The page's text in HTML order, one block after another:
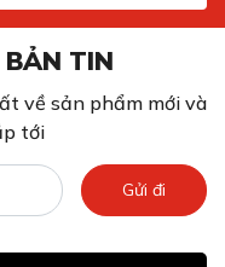
nhờ bộ lọc
TIN
về sản phẩm mới và
tới
Gửi đi